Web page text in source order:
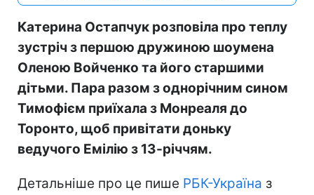
Катерина Остапчук розповіла про теплу
зустріч з першою дружиною шоумена
Оленою Войченко та його старшими
дітьми. Пара разом з однорічним сином
Тимофієм приїхала з Монреаля до
Торонто, щоб привітати доньку
ведучого Емілію з 13-річчям.
Детальніше про це пише РБК-Україна з